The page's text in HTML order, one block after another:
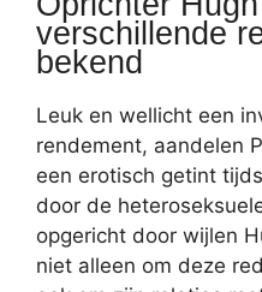
verschillende
bekend
Leuk en wellicht een
rendement, aandelen
een erotisch getint
door de
opgericht door wijlen
niet alleen om deze